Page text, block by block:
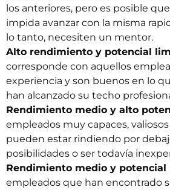
los anteriores, pero es posible
impida avanzar con la misma
lo tanto, necesiten un mentor.
Alto rendimiento y potencial
corresponde con aquellos
experiencia y son buenos en lo
han alcanzado su techo
Rendimiento medio y alto
empleados muy capaces,
pueden estar rindiendo por
posibilidades o ser todavía
Rendimiento medio y potencial
empleados que han encontrado